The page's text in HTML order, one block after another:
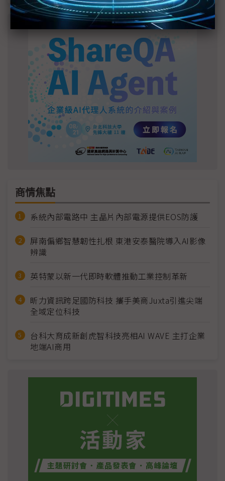
商情焦點
系統內部電路中 主晶片內部電源提供EOS防護
屏南偏鄉智慧韌性扎根 東港安泰醫院導入AI影像
辨識
英特蒙以新一代即時軟體推動工業控制革新
昕力資訊跨足國防科技 攜手美商Juxta引進尖端
全域定位科技
台科大育成新創虎智科技亮相AI WAVE 主打企業
地端AI商用